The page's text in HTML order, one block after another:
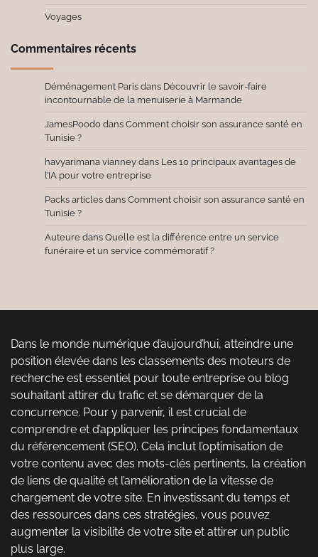
Voyages
Commentaires récents
Déménagement Paris dans Découvrir le savoir-faire
incontournable de la menuiserie à Marmande
JamesPoodo dans Comment choisir son assurance santé en
Tunisie ?
havyarimana vianney dans Les 10 principaux avantages de
l’IA pour votre entreprise
Packs articles dans Comment choisir son assurance santé en
Tunisie ?
Auteure dans Quelle est la différence entre un service
funéraire et un service commémoratif ?
Dans le monde numérique d’aujourd’hui, atteindre une
position élevée dans les classements des moteurs de
recherche est essentiel pour toute entreprise ou blog
souhaitant attirer du trafic et se démarquer de la
concurrence. Pour y parvenir, il est crucial de
comprendre et d’appliquer les principes fondamentaux
du référencement (SEO). Cela inclut l’optimisation de
votre contenu avec des mots-clés pertinents, la création
de liens de qualité et l’amélioration de la vitesse de
chargement de votre site. En investissant du temps et
des ressources dans ces stratégies, vous pouvez
augmenter la visibilité de votre site et attirer un public
plus large.